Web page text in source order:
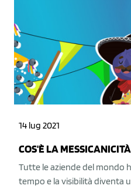
14 lug 2021
COS'È LA
Tutte le aziende del mondo
tempo e la visibilità diventa